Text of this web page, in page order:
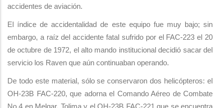
accidentes de aviación.
El índice de accidentalidad de este equipo fue muy bajo; sin
embargo, a raíz del accidente fatal sufrido por el FAC-223 el 20
de octubre de 1972, el alto mando institucional decidió sacar del
servicio los Raven que aún continuaban operando.
De todo este material, sólo se conservaron dos helicópteros: el
OH-23B FAC-220, que adorna el Comando Aéreo de Combate
No.4 en Melgar, Tolima y el OH-23B FAC-221 que se encuentra